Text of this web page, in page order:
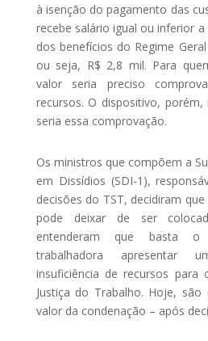
à isenção do pagamento das
recebe salário igual ou inferior
dos benefícios do Regime
ou seja, R$ 2,8 mil. Para
valor seria preciso
recursos. O dispositivo,
seria essa comprovação.
Os ministros que compõem a
em Dissídios (SDI-1),
decisões do TST, decidiram
pode deixar de ser
entenderam que basta
trabalhadora apresentar
insuficiência de recursos para
Justiça do Trabalho. Hoje,
valor da condenação – após